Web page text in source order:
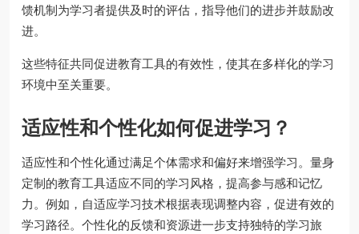
馈机制为学习者提供及时的评估，指导他们的进步并鼓励改
进。
这些特征共同促进教育工具的有效性，使其在多样化的学习
环境中至关重要。
适应性和个性化如何促进学习？
适应性和个性化通过满足个体需求和偏好来增强学习。量身
定制的教育工具适应不同的学习风格，提高参与感和记忆
力。例如，自适应学习技术根据表现调整内容，促进有效的
学习路径。个性化的反馈和资源进一步支持独特的学习旅